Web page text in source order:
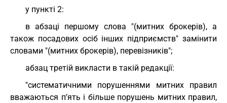
у пункті 2:
в абзаці першому слова "(митних брокерів), а
також посадових осіб інших підприємств" замінити
словами "(митних брокерів), перевізників";
абзац третій викласти в такій редакції:
"систематичними порушеннями митних правил
вважаються п’ять і більше порушень митних правил,